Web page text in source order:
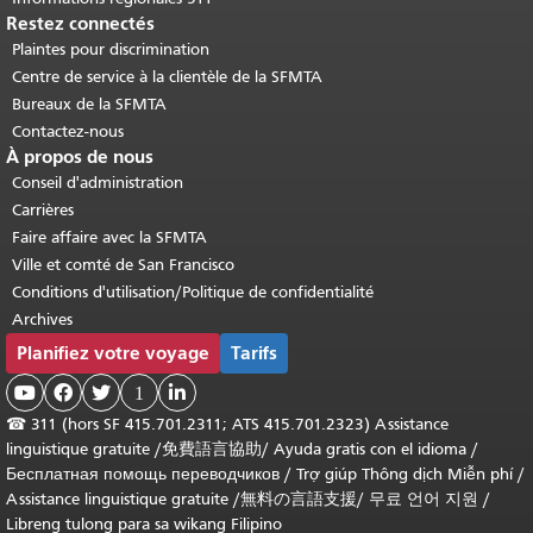
Restez connectés
Plaintes pour discrimination
Centre de service à la clientèle de la SFMTA
Bureaux de la SFMTA
Contactez-nous
À propos de nous
Conseil d'administration
Carrières
Faire affaire avec la SFMTA
Ville et comté de San Francisco
Conditions d'utilisation/Politique de confidentialité
Archives
Planifiez votre voyage Tarifs
   1 
☎ 311 (hors SF 415.701.2311; ATS 415.701.2323) Assistance
linguistique gratuite /免費語言協助/ Ayuda gratis con el idioma /
Бесплатная помощь переводчиков / Trợ giúp Thông dịch Miễn phí/
Assistance linguistique gratuite /無料の言語支援/ 무료 언어 지원 /
Libreng tulong para sa wikang Filipino